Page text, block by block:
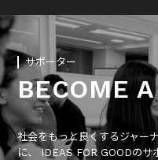
サポーター
BECOME
社会をもっと良くするジャー
に、 IDEAS FOR GOODのサ